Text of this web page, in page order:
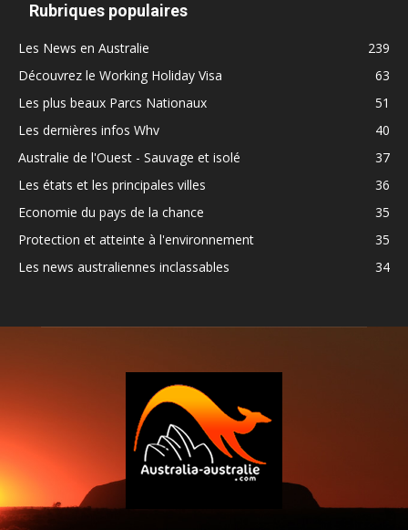
Rubriques populaires
Les News en Australie
239
Découvrez le Working Holiday Visa
63
Les plus beaux Parcs Nationaux
51
Les dernières infos Whv
40
Australie de l'Ouest - Sauvage et isolé
37
Les états et les principales villes
36
Economie du pays de la chance
35
Protection et atteinte à l'environnement
35
Les news australiennes inclassables
34